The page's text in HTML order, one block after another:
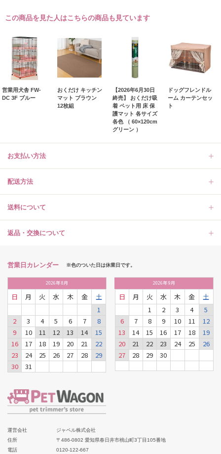
この商品を見た人はこちらの商品も見ています
営業用犬舎 FW-
DC 3F ブルー
おくだけ キッチン
マット ブラウン
12枚組
【2026年6月30日
終売】 おくだけ吸
着 ペット用 床 保
護マット 各サイズ
各色 （ 60×120cm
グリーン ）
ドッグフレンドル
ーム カーテンセッ
ト
お支払い方法
配送方法
送料について
返品・交換について
営業日カレンダー ※色のついた日は休業日です。
2026年8月
日 月 火 水 木 金
土
1
2
3 4 5 6 7
8
9
10 11 12 13 14
15
16
17 18 19 20 21
22
23
24 25 26 27 28
29
30
31
2026年9月
日 月 火 水 木 金
土
1
2 3 4
5
6
7 8 9 10 11
12
13
14 15 16 17 18
19
20
21 22 23 24 25
26
27
28 29 30
運営会社
ジャペル株式会社
住所
〒486-0802 愛知県春日井市桃山町3丁目105番地
電話
0120-122-667